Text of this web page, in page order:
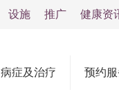
病症及治疗 预约
设施 推广 健康资